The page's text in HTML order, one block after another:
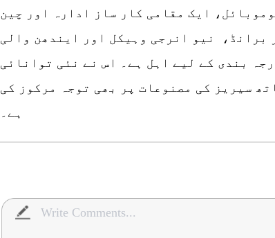
ایک مقامی کار ساز ادارہ اور چین
برانڈ، نیو انرجی وہیکل اور ایندھن والی
بندی کے لیے اہل ہے۔ اس نے نئی توانائی
سیریز کی مصنوعات پر بھی توجہ مرکوز کی
ہے۔